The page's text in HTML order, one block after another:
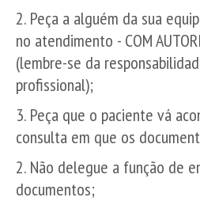
2. Peça a alguém da sua
no atendimento - COM
(lembre-se da
profissional);
3. Peça que o paciente vá
consulta em que os
2. Não delegue a função de
documentos;